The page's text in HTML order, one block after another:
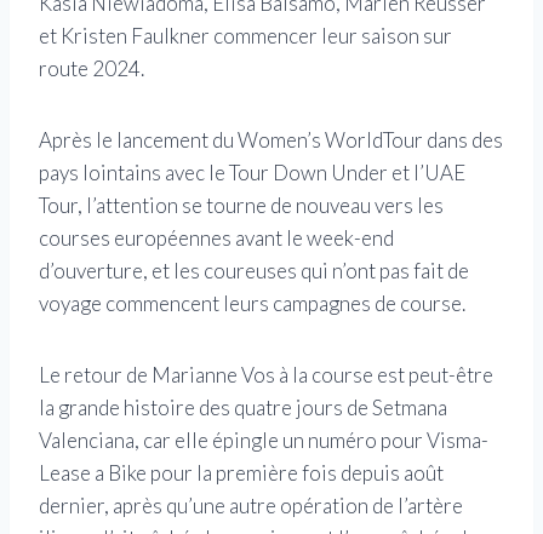
et Kristen Faulkner commencer leur saison sur
route 2024.
Après le lancement du Women’s WorldTour dans des
pays lointains avec le Tour Down Under et l’UAE
Tour, l’attention se tourne de nouveau vers les
courses européennes avant le week-end
d’ouverture, et les coureuses qui n’ont pas fait de
voyage commencent leurs campagnes de course.
Le retour de Marianne Vos à la course est peut-être
la grande histoire des quatre jours de Setmana
Valenciana, car elle épingle un numéro pour Visma-
Lease a Bike pour la première fois depuis août
dernier, après qu’une autre opération de l’artère